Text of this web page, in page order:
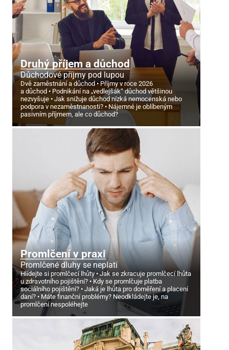
Druhý příjem a důchod
Důchodové příjmy pod lupou
Dvě zaměstnání a důchod
Příjmy v roce 2026
a důchod
Podnikání na „vedlejšák“ důchod většinou
nezvyšuje
Jak snižuje důchod nízká nemocenská nebo
podpora v nezaměstnanosti?
Nájemné je oblíbeným
pasivním příjmem, ale co důchod?
Promlčení v praxi
Promlčené dluhy se neplatí
Hlídejte si promlčecí lhůty
Jak se zkracuje promlčecí lhůta
u zdravotního pojištění?
Kdy se promlčuje platba
sociálního pojištění?
Jaká je lhůta pro doměření a placení
daní?
Máte finanční problémy? Neodkládejte je, na
promlčení nespoléhejte